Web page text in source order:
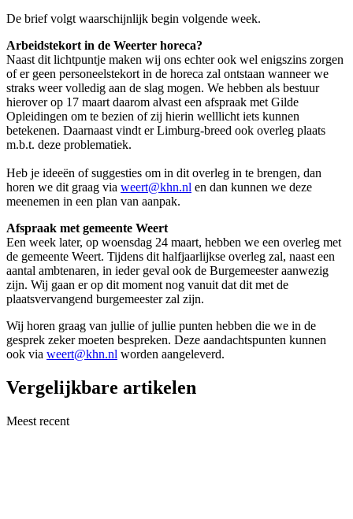
De brief volgt waarschijnlijk begin volgende week.
Arbeidstekort in de Weerter horeca?
Naast dit lichtpuntje maken wij ons echter ook wel enigszins zorgen
of er geen personeelstekort in de horeca zal ontstaan wanneer we
straks weer volledig aan de slag mogen. We hebben als bestuur
hierover op 17 maart daarom alvast een afspraak met Gilde
Opleidingen om te bezien of zij hierin welllicht iets kunnen
betekenen. Daarnaast vindt er Limburg-breed ook overleg plaats
m.b.t. deze problematiek.
Heb je ideeën of suggesties om in dit overleg in te brengen, dan
horen we dit graag via weert@khn.nl en dan kunnen we deze
meenemen in een plan van aanpak.
Afspraak met gemeente Weert
Een week later, op woensdag 24 maart, hebben we een overleg met
de gemeente Weert. Tijdens dit halfjaarlijkse overleg zal, naast een
aantal ambtenaren, in ieder geval ook de Burgemeester aanwezig
zijn. Wij gaan er op dit moment nog vanuit dat dit met de
plaatsvervangend burgemeester zal zijn.
Wij horen graag van jullie of jullie punten hebben die we in de
gesprek zeker moeten bespreken. Deze aandachtspunten kunnen
ook via weert@khn.nl worden aangeleverd.
Vergelijkbare artikelen
Meest recent